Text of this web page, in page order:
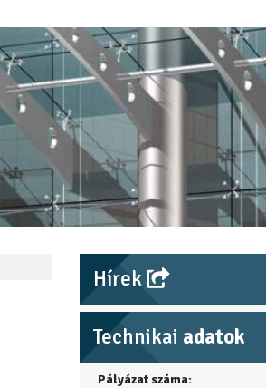
Hírek
Technikai adatok
Pályázat száma: